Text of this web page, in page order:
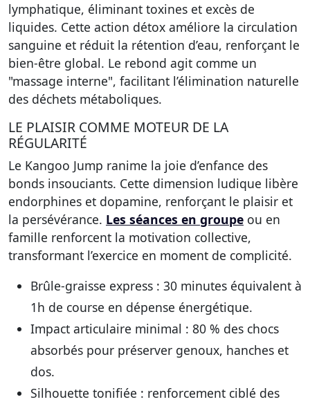
lymphatique, éliminant toxines et excès de
liquides. Cette action détox améliore la circulation
sanguine et réduit la rétention d’eau, renforçant le
bien-être global. Le rebond agit comme un
"massage interne", facilitant l’élimination naturelle
des déchets métaboliques.
LE PLAISIR COMME MOTEUR DE LA
RÉGULARITÉ
Le Kangoo Jump ranime la joie d’enfance des
bonds insouciants. Cette dimension ludique libère
endorphines et dopamine, renforçant le plaisir et
la persévérance. Les séances en groupe ou en
famille renforcent la motivation collective,
transformant l’exercice en moment de complicité.
Brûle-graisse express : 30 minutes équivalent à
1h de course en dépense énergétique.
Impact articulaire minimal : 80 % des chocs
absorbés pour préserver genoux, hanches et
dos.
Silhouette tonifiée : renforcement ciblé des